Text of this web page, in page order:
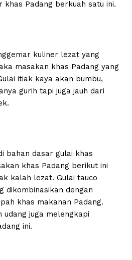
khas Padang berkuah satu ini.
kuliner lezat yang
masakan khas Padang yang
itiak kaya akan bumbu,
gurih tapi juga jauh dari
bahan dasar gulai khas
khas Padang berikut ini
kalah lezat. Gulai tauco
dikombinasikan dengan
khas makanan Padang.
udang juga melengkapi
ini.